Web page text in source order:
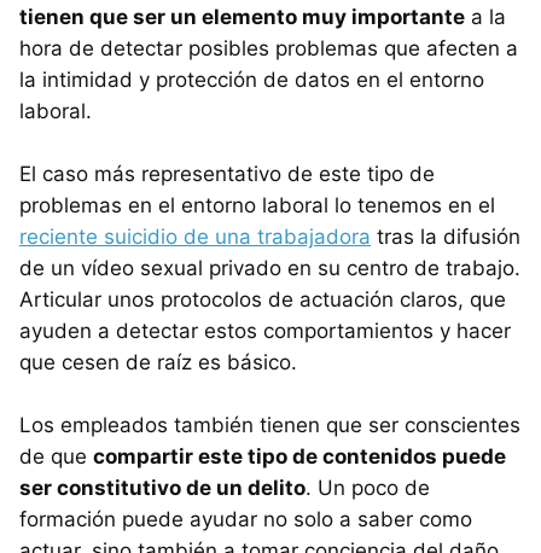
tienen que ser un elemento muy importante a la
hora de detectar posibles problemas que afecten a
la intimidad y protección de datos en el entorno
laboral.
El caso más representativo de este tipo de
problemas en el entorno laboral lo tenemos en el
reciente suicidio de una trabajadora tras la difusión
de un vídeo sexual privado en su centro de trabajo.
Articular unos protocolos de actuación claros, que
ayuden a detectar estos comportamientos y hacer
que cesen de raíz es básico.
Los empleados también tienen que ser conscientes
de que compartir este tipo de contenidos puede
ser constitutivo de un delito. Un poco de
formación puede ayudar no solo a saber como